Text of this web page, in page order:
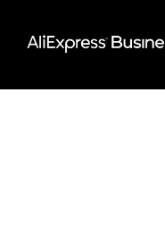
content